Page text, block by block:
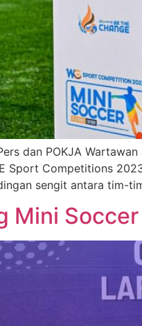
dan POKJA
Sport Competitions
sengit antara tim-
Mini